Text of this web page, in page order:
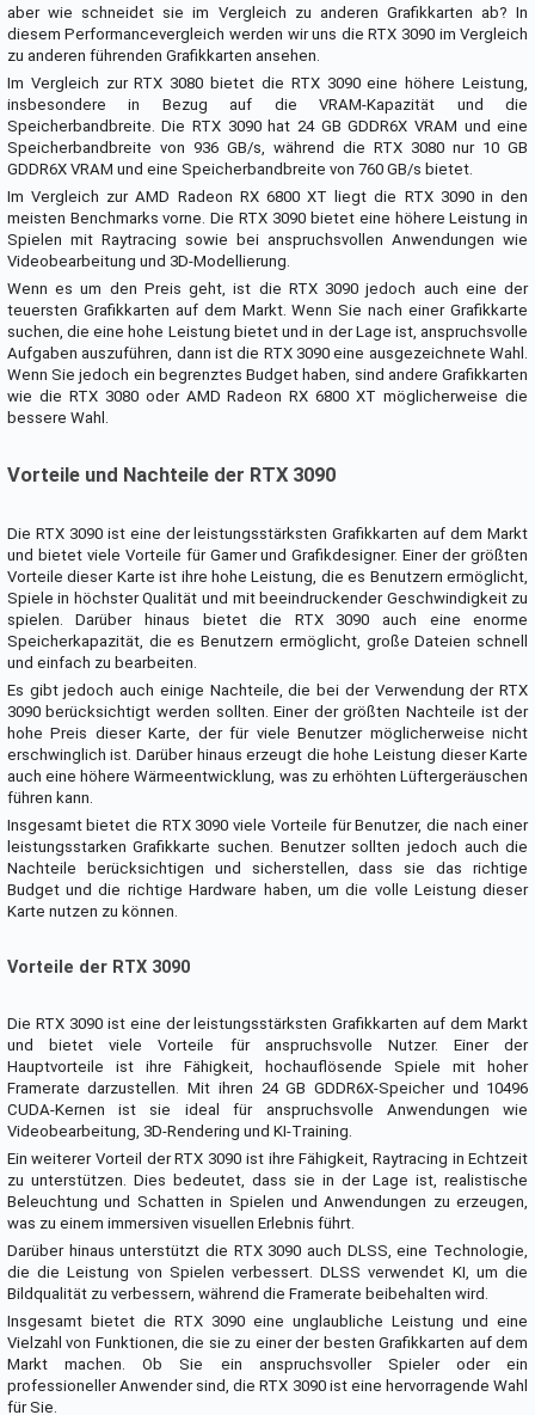
aber wie schneidet sie im Vergleich zu anderen Grafikkarten ab? In
diesem Performancevergleich werden wir uns die RTX 3090 im Vergleich
zu anderen führenden Grafikkarten ansehen.
Im Vergleich zur RTX 3080 bietet die RTX 3090 eine höhere Leistung,
insbesondere in Bezug auf die VRAM-Kapazität und die
Speicherbandbreite. Die RTX 3090 hat 24 GB GDDR6X VRAM und eine
Speicherbandbreite von 936 GB/s, während die RTX 3080 nur 10 GB
GDDR6X VRAM und eine Speicherbandbreite von 760 GB/s bietet.
Im Vergleich zur AMD Radeon RX 6800 XT liegt die RTX 3090 in den
meisten Benchmarks vorne. Die RTX 3090 bietet eine höhere Leistung in
Spielen mit Raytracing sowie bei anspruchsvollen Anwendungen wie
Videobearbeitung und 3D-Modellierung.
Wenn es um den Preis geht, ist die RTX 3090 jedoch auch eine der
teuersten Grafikkarten auf dem Markt. Wenn Sie nach einer Grafikkarte
suchen, die eine hohe Leistung bietet und in der Lage ist, anspruchsvolle
Aufgaben auszuführen, dann ist die RTX 3090 eine ausgezeichnete Wahl.
Wenn Sie jedoch ein begrenztes Budget haben, sind andere Grafikkarten
wie die RTX 3080 oder AMD Radeon RX 6800 XT möglicherweise die
bessere Wahl.
Vorteile und Nachteile der RTX 3090
Die RTX 3090 ist eine der leistungsstärksten Grafikkarten auf dem Markt
und bietet viele Vorteile für Gamer und Grafikdesigner. Einer der größten
Vorteile dieser Karte ist ihre hohe Leistung, die es Benutzern ermöglicht,
Spiele in höchster Qualität und mit beeindruckender Geschwindigkeit zu
spielen. Darüber hinaus bietet die RTX 3090 auch eine enorme
Speicherkapazität, die es Benutzern ermöglicht, große Dateien schnell
und einfach zu bearbeiten.
Es gibt jedoch auch einige Nachteile, die bei der Verwendung der RTX
3090 berücksichtigt werden sollten. Einer der größten Nachteile ist der
hohe Preis dieser Karte, der für viele Benutzer möglicherweise nicht
erschwinglich ist. Darüber hinaus erzeugt die hohe Leistung dieser Karte
auch eine höhere Wärmeentwicklung, was zu erhöhten Lüftergeräuschen
führen kann.
Insgesamt bietet die RTX 3090 viele Vorteile für Benutzer, die nach einer
leistungsstarken Grafikkarte suchen. Benutzer sollten jedoch auch die
Nachteile berücksichtigen und sicherstellen, dass sie das richtige
Budget und die richtige Hardware haben, um die volle Leistung dieser
Karte nutzen zu können.
Vorteile der RTX 3090
Die RTX 3090 ist eine der leistungsstärksten Grafikkarten auf dem Markt
und bietet viele Vorteile für anspruchsvolle Nutzer. Einer der
Hauptvorteile ist ihre Fähigkeit, hochauflösende Spiele mit hoher
Framerate darzustellen. Mit ihren 24 GB GDDR6X-Speicher und 10496
CUDA-Kernen ist sie ideal für anspruchsvolle Anwendungen wie
Videobearbeitung, 3D-Rendering und KI-Training.
Ein weiterer Vorteil der RTX 3090 ist ihre Fähigkeit, Raytracing in Echtzeit
zu unterstützen. Dies bedeutet, dass sie in der Lage ist, realistische
Beleuchtung und Schatten in Spielen und Anwendungen zu erzeugen,
was zu einem immersiven visuellen Erlebnis führt.
Darüber hinaus unterstützt die RTX 3090 auch DLSS, eine Technologie,
die die Leistung von Spielen verbessert. DLSS verwendet KI, um die
Bildqualität zu verbessern, während die Framerate beibehalten wird.
Insgesamt bietet die RTX 3090 eine unglaubliche Leistung und eine
Vielzahl von Funktionen, die sie zu einer der besten Grafikkarten auf dem
Markt machen. Ob Sie ein anspruchsvoller Spieler oder ein
professioneller Anwender sind, die RTX 3090 ist eine hervorragende Wahl
für Sie.